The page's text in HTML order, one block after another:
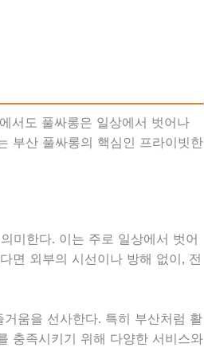
서도 풀싸롱은 일상에서 벗어나
부산 풀싸롱의 핵심인 프라이빗한
미한다. 이는 주로 일상에서 벗어
면 외부의 시선이나 방해 없이, 전
움을 선사한다. 특히 부산처럼 활
충족시키기 위해 다양한 서비스와